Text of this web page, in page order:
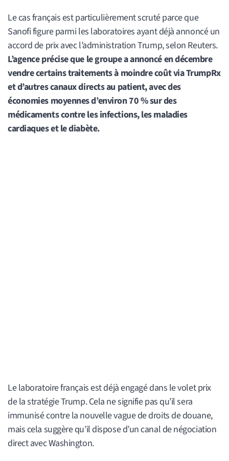
Le cas français est particulièrement scruté parce que
Sanofi figure parmi les laboratoires ayant déjà annoncé un
accord de prix avec l’administration Trump, selon Reuters.
L’agence précise que le groupe a annoncé en décembre
vendre certains traitements à moindre coût via TrumpRx
et d’autres canaux directs au patient, avec des
économies moyennes d’environ 70 % sur des
médicaments contre les infections, les maladies
cardiaques et le diabète.
Le laboratoire français est déjà engagé dans le volet prix
de la stratégie Trump. Cela ne signifie pas qu’il sera
immunisé contre la nouvelle vague de droits de douane,
mais cela suggère qu’il dispose d’un canal de négociation
direct avec Washington.